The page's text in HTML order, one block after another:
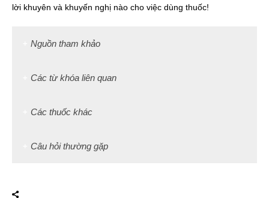
lời khuyên và khuyến nghị nào cho việc dùng thuốc!
Nguồn tham khảo
Các từ khóa liên quan
Các thuốc khác
Câu hỏi thường gặp